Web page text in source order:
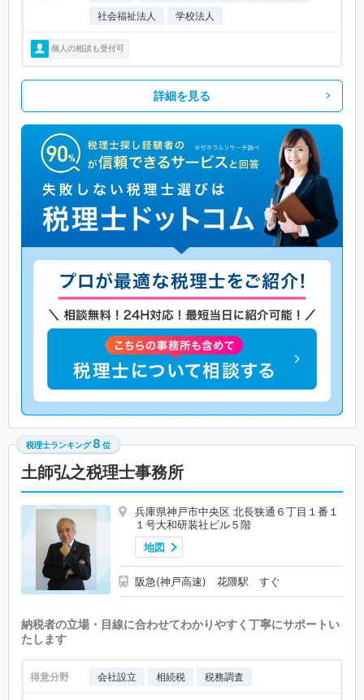
社会福祉法人
学校法人
個人の相談も受付可
詳細を見る
税理士ランキング8 位
土師弘之税理士事務所
兵庫県神戸市中央区 北長狭通６丁目１番１
１号大和研装社ビル５階
地図
阪急(神戸高速) 花隈駅 すぐ
納税者の立場・目線に合わせてわかりやすく丁寧にサポートい
たします
得意分野 会社設立 相続税 税務調査